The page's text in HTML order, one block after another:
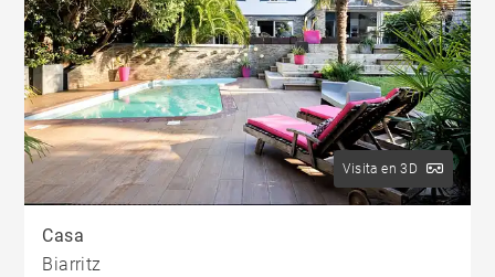
Visita en 3D
Casa
Biarritz